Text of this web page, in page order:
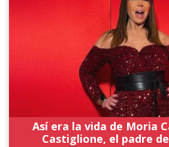
Así era la vida de Moria
Castiglione, el padre